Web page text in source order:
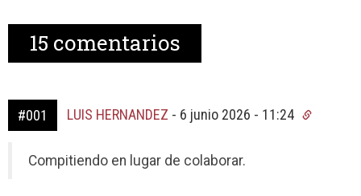
15 comentarios
#001 LUIS HERNANDEZ - 6 junio 2026 - 11:24
Compitiendo en lugar de colaborar.